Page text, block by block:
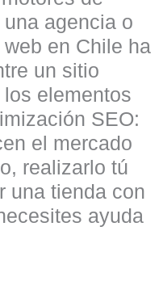
agencia o
en Chile ha
un sitio
elementos
SEO:
el mercado
realizarlo tú
una tienda con
ayuda